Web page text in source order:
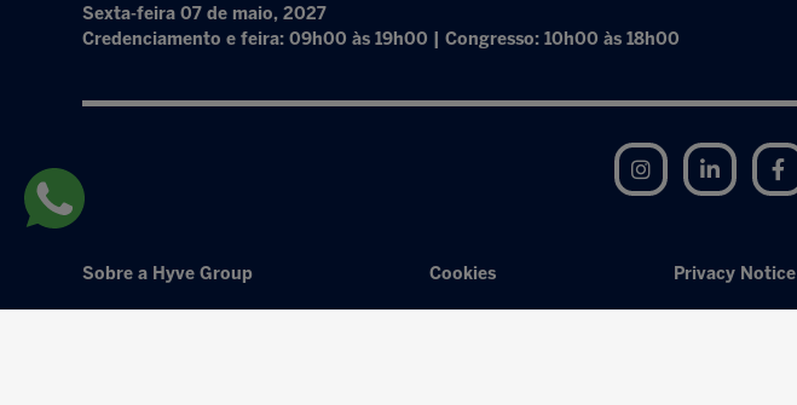
Sexta-feira 07 de maio, 2027
Credenciamento e feira: 09h00 às 19h00 | Congresso: 10h00 às 18h00
Instagram LinkedIn
Sobre a Hyve Group Cookies Privacy Notice